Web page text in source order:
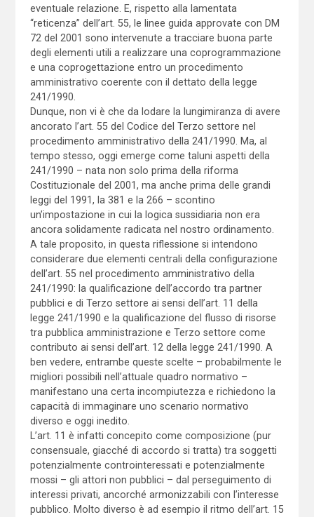
eventuale relazione. E, rispetto alla lamentata
“reticenza” dell’art. 55, le linee guida approvate con DM
72 del 2001 sono intervenute a tracciare buona parte
degli elementi utili a realizzare una coprogrammazione
e una coprogettazione entro un procedimento
amministrativo coerente con il dettato della legge
241/1990.
Dunque, non vi è che da lodare la lungimiranza di avere
ancorato l’art. 55 del Codice del Terzo settore nel
procedimento amministrativo della 241/1990. Ma, al
tempo stesso, oggi emerge come taluni aspetti della
241/1990 – nata non solo prima della riforma
Costituzionale del 2001, ma anche prima delle grandi
leggi del 1991, la 381 e la 266 – scontino
un’impostazione in cui la logica sussidiaria non era
ancora solidamente radicata nel nostro ordinamento.
A tale proposito, in questa riflessione si intendono
considerare due elementi centrali della configurazione
dell’art. 55 nel procedimento amministrativo della
241/1990: la qualificazione dell’accordo tra partner
pubblici e di Terzo settore ai sensi dell’art. 11 della
legge 241/1990 e la qualificazione del flusso di risorse
tra pubblica amministrazione e Terzo settore come
contributo ai sensi dell’art. 12 della legge 241/1990. A
ben vedere, entrambe queste scelte – probabilmente le
migliori possibili nell’attuale quadro normativo –
manifestano una certa incompiutezza e richiedono la
capacità di immaginare uno scenario normativo
diverso e oggi inedito.
L’art. 11 è infatti concepito come composizione (pur
consensuale, giacché di accordo si tratta) tra soggetti
potenzialmente controinteressati e potenzialmente
mossi – gli attori non pubblici – dal perseguimento di
interessi privati, ancorché armonizzabili con l’interesse
pubblico. Molto diverso è ad esempio il ritmo dell’art. 15